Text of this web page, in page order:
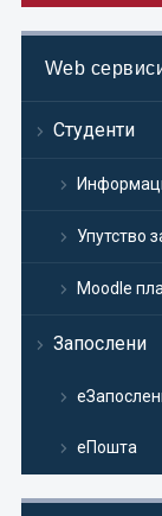
Web
Студенти
Упутство
Moodle
Запослени
еПошта